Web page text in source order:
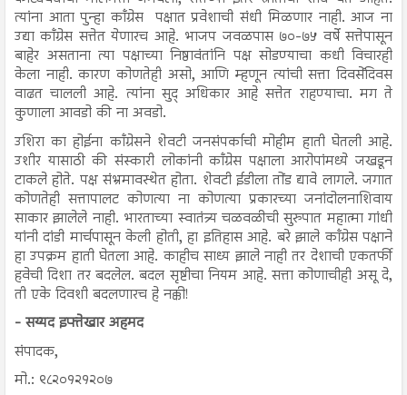
त्यांना आता पुन्हा काँग्रेस पक्षात प्रवेशाची संधी मिळणार नाही. आज ना
उद्या काँग्रेस सत्तेत येणारच आहे. भाजप जवळपास ७०-७५ वर्षे सत्तेपासून
बाहेर असताना त्या पक्षाच्या निष्ठावंतांनि पक्ष सोडण्याचा कधी विचारही
केला नाही. कारण कोणतेही असो, आणि म्हणून त्यांची सत्ता दिवसेंदिवस
वाढत चालली आहे. त्यांना सुद् अधिकार आहे सत्तेत राहण्याचा. मग ते
कुणाला आवडो की ना अवडो.
उशिरा का होईना काँग्रेसने शेवटी जनसंपर्काची मोहीम हाती घेतली आहे.
उशीर यासाठी की संस्कारी लोकांनी काँग्रेस पक्षाला आरोपांमध्ये जखडून
टाकले होते. पक्ष संभ्रमावस्थेत होता. शेवटी ईडीला तोंड द्यावे लागले. जगात
कोणतेही सत्तापालट कोणत्या ना कोणत्या प्रकारच्या जनांदोलनाशिवाय
साकार झालेले नाही. भारताच्या स्वातंत्र्य चळवळीची सुरुपात महात्मा गांधी
यांनी दांडी मार्चपासून केली होती, हा इतिहास आहे. बरे झाले काँग्रेस पक्षाने
हा उपक्रम हाती घेतला आहे. काहीच साध्य झाले नाही तर देशाची एकतर्फी
हवेची दिशा तर बदलेल. बदल सृष्टीचा नियम आहे. सत्ता कोणाचीही असू दे,
ती एके दिवशी बदलणारच हे नक्की!
- सय्यद इफ्तेखार अहमद
संपादक,
मो.: ९८२०१२१२०७